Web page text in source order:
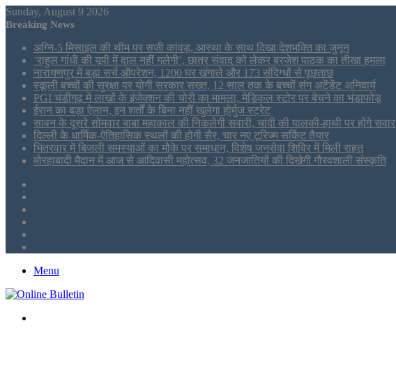
Sunday, August 9 2026
Breaking News
अग्नि-5 मिसाइल की थीम पर सजी कांवड़, आस्था के साथ दिखा देशभक्ति का जुनून
‘राहुल गांधी की यूपी में दाल नहीं गलेगी’, छात्र संवाद को लेकर ब्रजेश पाठक का तीखा हमला
नारायणपुर में बड़ा सर्च ऑपरेशन, 1200 घर खंगाले और 173 संदिग्धों से पूछताछ
स्कूली बच्चों की सुरक्षा पर योगी सरकार सख्त, 12 साल तक के बच्चों संग अटेंडेंट अनिवार्य
PGI चंडीगढ़ में लाखों के इंजेक्शन की चोरी का मामला, मेडिकल स्टोर पर बेचने का भंडाफोड़
ईरान का बड़ा ऐलान, इन शर्तों के बिना नहीं खुलेगा होर्मुज स्ट्रेट
सावन के दूसरे सोमवार बाबा महाकाल की निकलेगी सवारी, चांदी की पालकी-हाथी पर होंगे सवार
दिल्ली के धार्मिक-ऐतिहासिक स्थलों की होगी सैर, चार नए टूरिज्म सर्किट तैयार
भितरवार में बिजली समस्याओं का मौके पर समाधान, विशेष जनसेवा शिविर में मिली राहत
मोरहाबादी मैदान में आज से आदिवासी महोत्सव, 32 जनजातियों की दिखेगी गौरवशाली संस्कृति
Menu